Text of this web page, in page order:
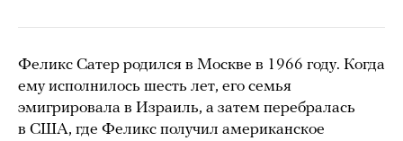
Феликс Сатер родился в Москве в 1966 году. Когда
ему исполнилось шесть лет, его семья
эмигрировала в Израиль, а затем перебралась
в США, где Феликс получил американское